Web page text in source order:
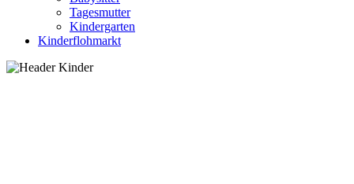
Tagesmutter
Kindergarten
Kinderflohmarkt